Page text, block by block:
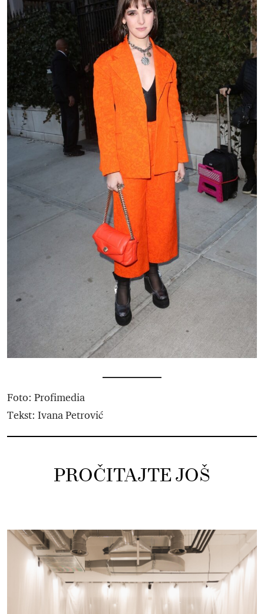
Foto: Profimedia
Tekst: Ivana Petrović
PROČITAJTE JOŠ